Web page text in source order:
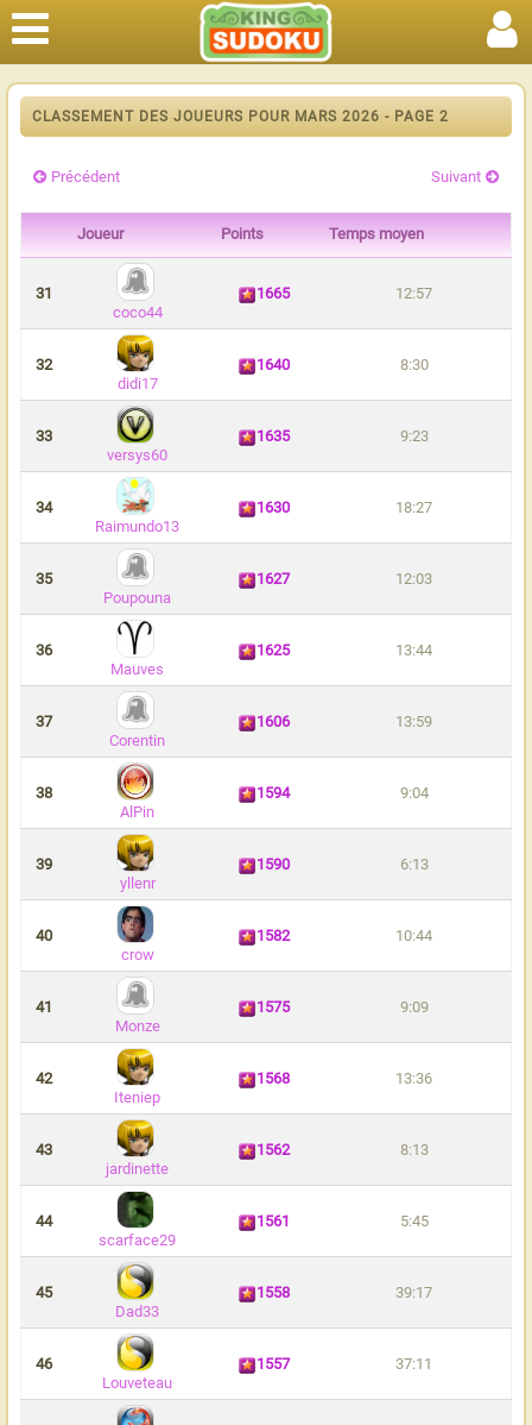
CLASSEMENT DES JOUEURS POUR MARS 2026 - PAGE 2
Précédent Suivant
Joueur Points Temps moyen
31
coco44
1665 12:57
32
didi17
1640 8:30
33
versys60
1635 9:23
34
Raimundo13
1630 18:27
35
Poupouna
1627 12:03
36
Mauves
1625 13:44
37
Corentin
1606 13:59
38
AlPin
1594 9:04
39
yllenr
1590 6:13
40
crow
1582 10:44
41
Monze
1575 9:09
42
Iteniep
1568 13:36
43
jardinette
1562 8:13
44
scarface29
1561 5:45
45
Dad33
1558 39:17
46
Louveteau
1557 37:11